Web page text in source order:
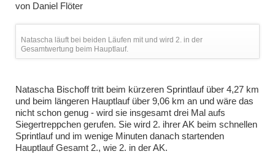
von Daniel Flöter
Natascha läuft bei beiden Läufen mit und wird 2. in der
Gesamtwertung beim Hauptlauf.
Natascha Bischoff tritt beim kürzeren Sprintlauf über 4,27 km
und beim längeren Hauptlauf über 9,06 km an und wäre das
nicht schon genug - wird sie insgesamt drei Mal aufs
Siegertreppchen gerufen. Sie wird 2. ihrer AK beim schnellen
Sprintlauf und im wenige Minuten danach startenden
Hauptlauf Gesamt 2., wie 2. in der AK.